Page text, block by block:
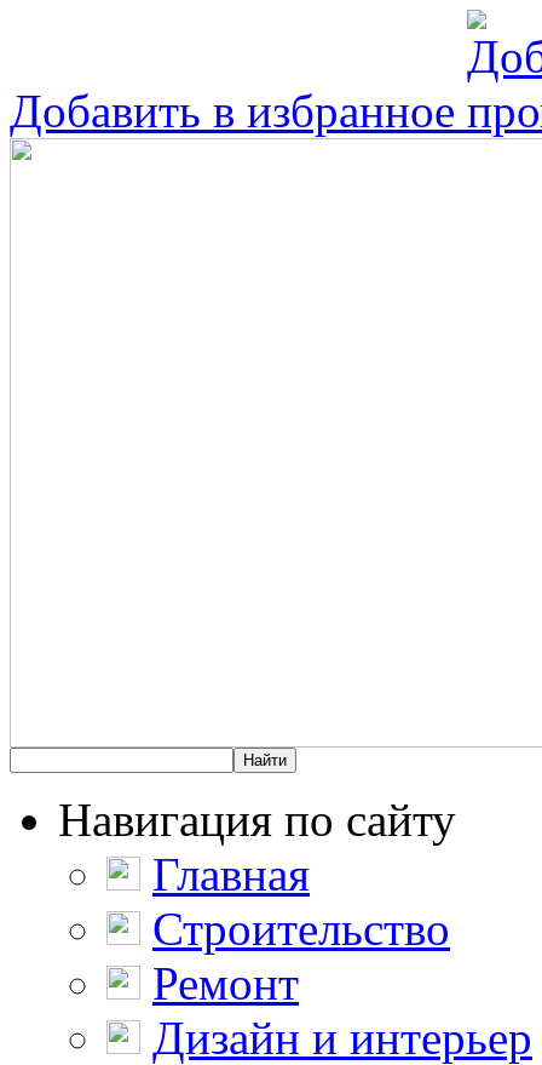
Добавить в избранное
Навигация по сайту
Главная
Строительство
Ремонт
Дизайн и интерьер